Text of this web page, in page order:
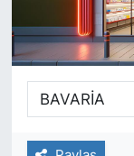
SİYASET
SAĞLIK